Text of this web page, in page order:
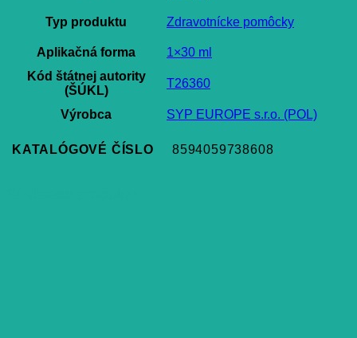
Typ produktu Zdravotnícke pomôcky
Aplikačná forma
1×30 ml
Kód štátnej autority
(ŠÚKL)
T26360
Výrobca SYP EUROPE s.r.o. (POL)
KATALÓGOVÉ ČÍSLO 8594059738608